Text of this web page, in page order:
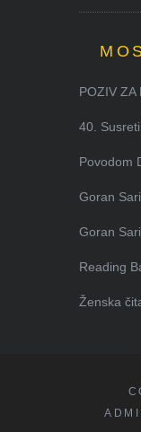
POZIV ZA
40. Susreti
Povodom
Goran
Goran
Reading
Ženska